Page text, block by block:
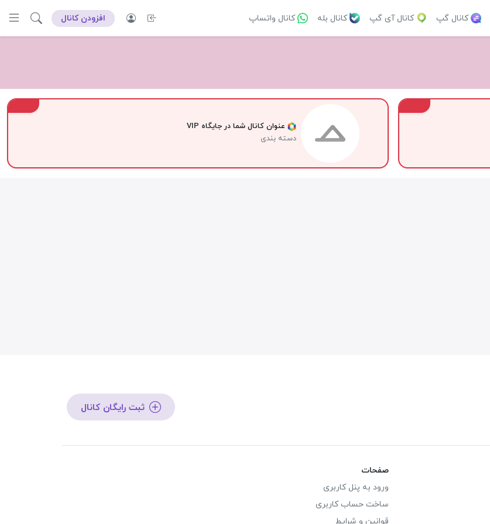
کانال گپ کانال آی گپ کانال بله کانال واتساپ افزودن کانال
عنوان کانال شما در جایگاه VIP
دسته بندی
ثبت رایگان کانال
صفحات
ورود به پنل کاربری
ساخت حساب کاربری
قوانین و شرایط